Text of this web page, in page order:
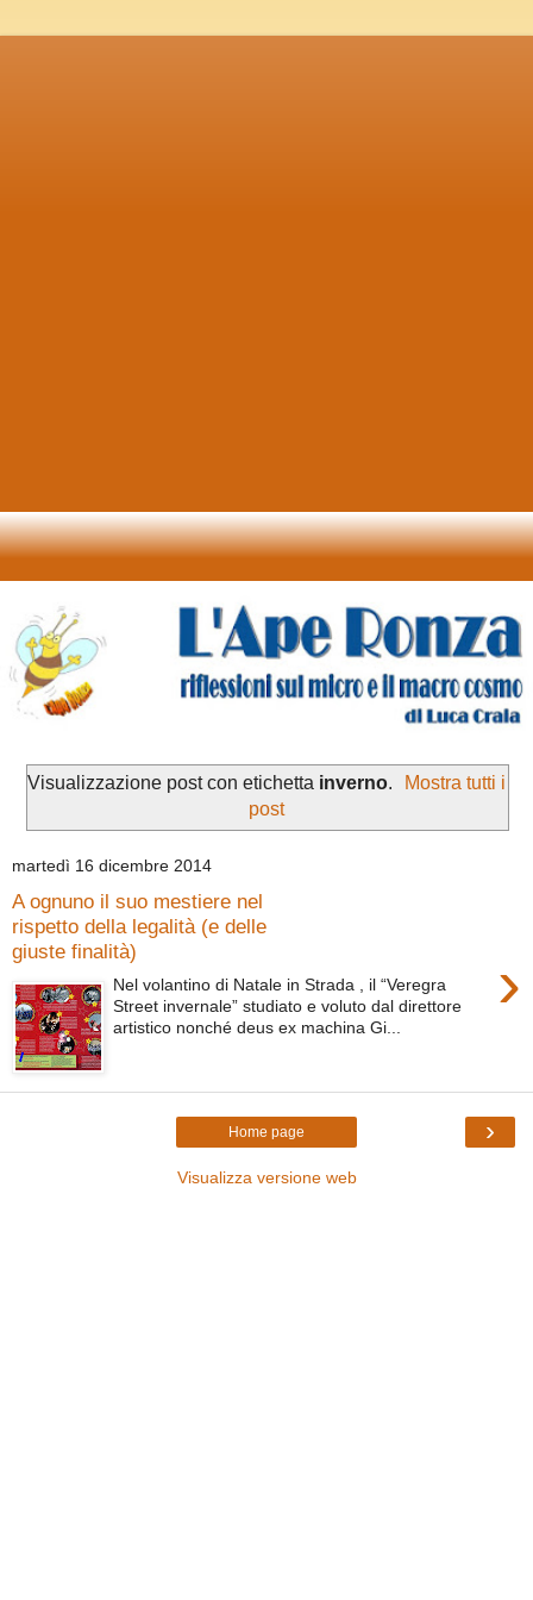
Visualizzazione post con etichetta inverno.
Mostra tutti i
post
martedì 16 dicembre 2014
A ognuno il suo mestiere nel
rispetto della legalità (e delle
giuste finalità)
›
Nel volantino di Natale in Strada , il “Veregra
Street invernale” studiato e voluto dal direttore
artistico nonché deus ex machina Gi...
›
Home page
Visualizza versione web